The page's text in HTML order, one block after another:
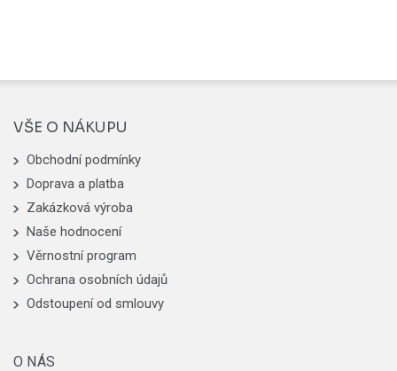
VŠE O NÁKUPU
Obchodní podmínky
Doprava a platba
Zakázková výroba
Naše hodnocení
Věrnostní program
Ochrana osobních údajů
Odstoupení od smlouvy
O NÁS